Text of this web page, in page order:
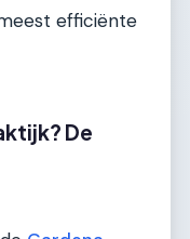
efficiënte
De